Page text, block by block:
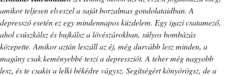
amikor teljesen elveszel a saját borzalmas gondolataidban. A
depresszó esetén ez egy mindennapos küzdelem. Egy igazi csatamező,
ahol csúszkálsz és bujkálsz a lövészárokban, súlyos bombázás
közepette. Amikor aztán leszáll az éj, még durvább lesz minden, a
magány csak keményebbé teszi a depressziót. A teher még nagyobb
lesz, és te csakis a lelki békédre vágysz. Segítségért könyörögsz, de a